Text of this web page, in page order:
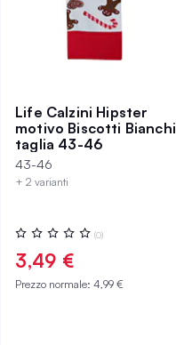
Life Calzini Hipster
motivo Biscotti Bianchi
taglia 43-46
43-46
+ 2 varianti
Valutazione:
0%
(0)
3,49 €
Prezzo normale: 4,99 €